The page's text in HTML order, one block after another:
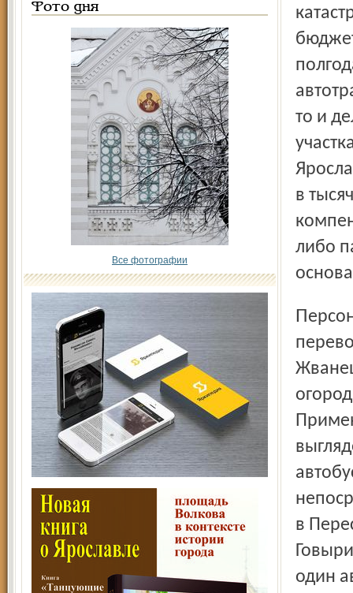
Фото дня
Все фотографии
то и
в
либо
Персонально же старушке руководитель пассажир-ских
в
один